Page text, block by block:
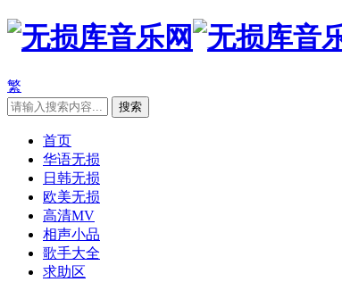
繁
首页
华语无损
日韩无损
欧美无损
高清MV
相声小品
歌手大全
求助区